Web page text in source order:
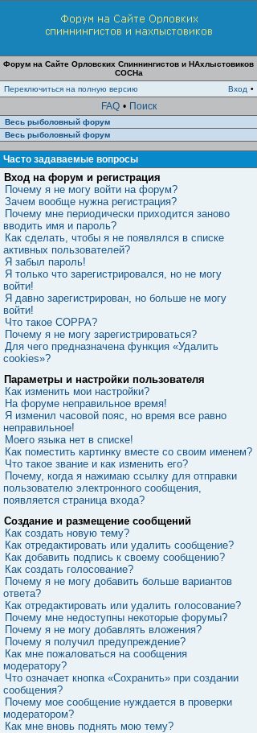
Форум на Сайте Орловских Спиннингистов и НАхлыстовиков
СОСНа
Переключиться на полную версию
Вход •
FAQ • Поиск
Весь рыболовный форум
Весь рыболовный форум
Часто задаваемые вопросы
Вход на форум и регистрация
Почему я не могу войти на форум?
Зачем вообще нужна регистрация?
Почему мне периодически приходится заново
вводить имя и пароль?
Как сделать, чтобы я не появлялся в списке
активных пользователей?
Я забыл пароль!
Я только что зарегистрировался, но не могу
войти!
Я давно зарегистрирован, но больше не могу
войти!
Что такое COPPA?
Почему я не могу зарегистрироваться?
Для чего предназначена функция «Удалить
cookies»?
Параметры и настройки пользователя
Как изменить мои настройки?
На форуме неправильное время!
Я изменил часовой пояс, но время все равно
неправильное!
Моего языка нет в списке!
Как поместить картинку вместе со своим именем?
Что такое звание и как изменить его?
Почему, когда я нажимаю ссылку для отправки
пользователю электронного сообщения,
появляется страница входа?
Создание и размещение сообщений
Как создать новую тему?
Как отредактировать или удалить сообщение?
Как добавить подпись к своему сообщению?
Как создать голосование?
Почему я не могу добавить больше вариантов
ответа?
Как отредактировать или удалить голосование?
Почему мне недоступны некоторые форумы?
Почему я не могу добавлять вложения?
Почему я получил предупреждение?
Как мне пожаловаться на сообщения
модератору?
Что означает кнопка «Сохранить» при создании
сообщения?
Почему мое сообщение нуждается в проверки
модератором?
Как мне вновь поднять мою тему?